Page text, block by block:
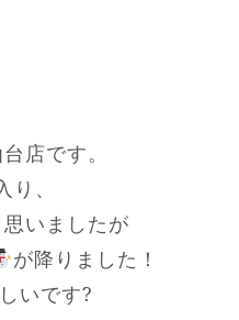
店です。
り、
いましたが
が降りました！
いです?